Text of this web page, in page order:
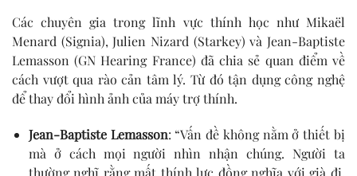
Các chuyên gia trong lĩnh vực thính học như Mikaël
Menard (Signia), Julien Nizard (Starkey) và Jean-Baptiste
Lemasson (GN Hearing France) đã chia sẻ quan điểm về
cách vượt qua rào cản tâm lý. Từ đó tận dụng công nghệ
để thay đổi hình ảnh của máy trợ thính.
Jean-Baptiste Lemasson: “Vấn đề không nằm ở thiết bị
mà ở cách mọi người nhìn nhận chúng. Người ta
thường nghĩ rằng mất thính lực đồng nghĩa với già đi.